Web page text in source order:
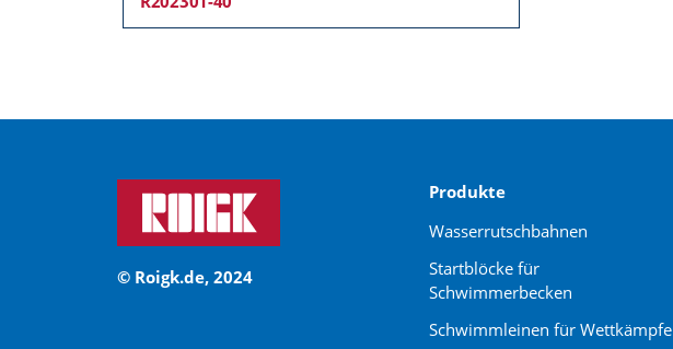
© Roigk.de, 2024
Produkte
Wasserrutschbahnen
Startblöcke für
Schwimmerbecken
Schwimmleinen für Wettkämpfe